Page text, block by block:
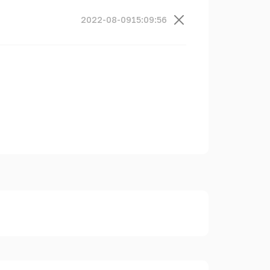
2022-08-0915:09:56